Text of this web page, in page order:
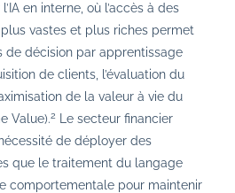
en interne, où l’accès à des
vastes et plus riches permet
de décision par apprentissage
de clients, l’évaluation du
de la valeur à vie du
Value).2Le secteur financier
de déployer des
que le traitement du langage
comportementale pour maintenir